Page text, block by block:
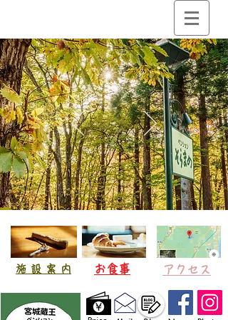
​施 設 案 内 ​お食事 アクセス